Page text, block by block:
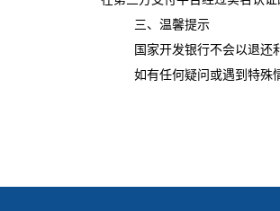
三、温馨提示
国家开发银行不会以退还
如有任何疑问或遇到特殊